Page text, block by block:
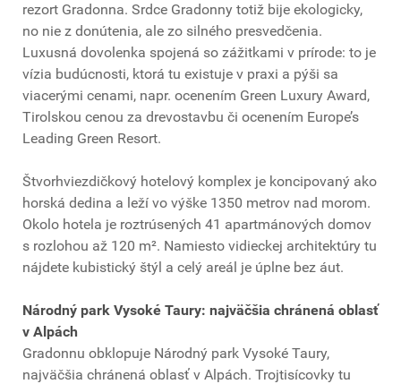
rezort Gradonna. Srdce Gradonny totiž bije ekologicky,
no nie z donútenia, ale zo silného presvedčenia.
Luxusná dovolenka spojená so zážitkami v prírode: to je
vízia budúcnosti, ktorá tu existuje v praxi a pýši sa
viacerými cenami, napr. ocenením Green Luxury Award,
Tirolskou cenou za drevostavbu či ocenením Europe’s
Leading Green Resort.
Štvorhviezdičkový hotelový komplex je koncipovaný ako
horská dedina a leží vo výške 1350 metrov nad morom.
Okolo hotela je roztrúsených 41 apartmánových domov
s rozlohou až 120 m². Namiesto vidieckej architektúry tu
nájdete kubistický štýl a celý areál je úplne bez áut.
Národný park Vysoké Taury: najväčšia chránená oblasť
v Alpách
Gradonnu obklopuje Národný park Vysoké Taury,
najväčšia chránená oblasť v Alpách. Trojtisícovky tu